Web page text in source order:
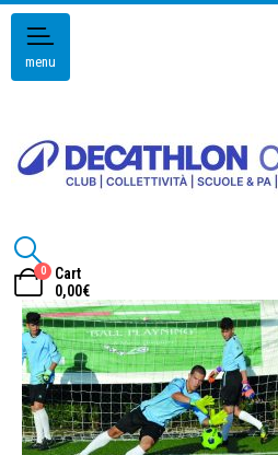
menu
0
Cart
0,00€